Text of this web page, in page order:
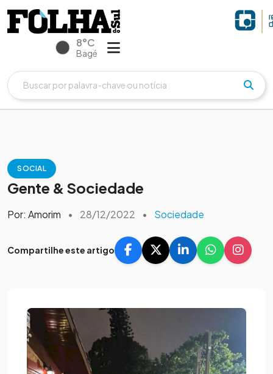
8°C
Bagé
SOCIAL
Gente & Sociedade
Por: Amorim • 28/12/2022 • Sociedade
Compartilhe este artigo